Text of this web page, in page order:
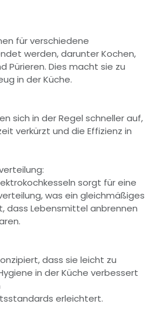
für verschiedene
werden, darunter Kochen,
Pürieren. Dies macht sie zu
in der Küche.
sich in der Regel schneller auf,
verkürzt und die Effizienz in
sorgt für eine
was ein gleichmäßiges
dass Lebensmittel anbrennen
dass sie leicht zu
in der Küche verbessert
erleichtert.